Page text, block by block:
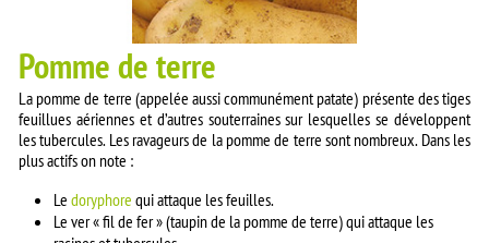
Pomme de terre
La pomme de terre (appelée aussi communément patate) présente des tiges
feuillues aériennes et d’autres souterraines sur lesquelles se développent
les tubercules. Les ravageurs de la pomme de terre sont nombreux. Dans les
plus actifs on note :
Le doryphore qui attaque les feuilles.
Le ver « fil de fer » (taupin de la pomme de terre) qui attaque les